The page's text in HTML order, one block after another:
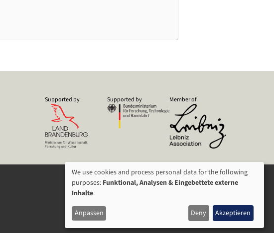
Supported by Supported by Member of
USAGE
OF
PERSONAL
We use cookies and process personal data for the following
purposes: Funktional, Analysen & Eingebettete externe
Inhalte.
Anpassen Deny Akzeptieren